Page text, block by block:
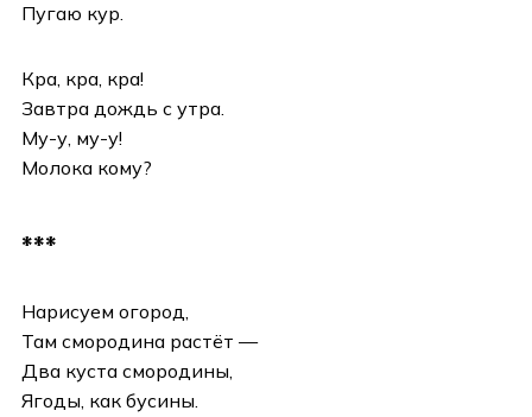
Пугаю кур.
Кра, кра, кра!
Завтра дождь с утра.
Му-у, му-у!
Молока кому?
***
Нарисуем огород,
Там смородина растёт —
Два куста смородины,
Ягоды, как бусины.